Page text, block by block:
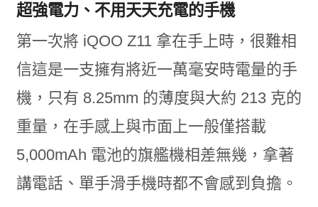
超強電力、不用天天充電的手機
第一次將 iQOO Z11 拿在手上時，很難相
信這是一支擁有將近一萬毫安時電量的手
機，只有 8.25mm 的薄度與大約 213 克的
重量，在手感上與市面上一般僅搭載
5,000mAh 電池的旗艦機相差無幾，拿著
講電話、單手滑手機時都不會感到負擔。